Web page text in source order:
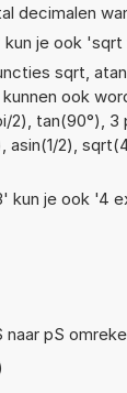
decimalen
je ook 'sqrt
sqrt,
ook
2), tan(90°), 3
asin(1/2),
kun je ook '4
naar pS